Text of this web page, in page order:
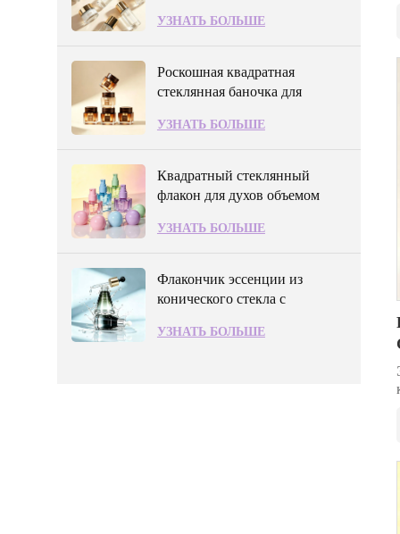
логотипом
УЗНАТЬ БОЛЬШЕ
Роскошная квадратная
стеклянная баночка для
УЗНАТЬ БОЛЬШЕ
Квадратный стеклянный
флакон для духов объемом
крышкой.
УЗНАТЬ БОЛЬШЕ
Флакончик эссенции из
конического стекла с
УЗНАТЬ БОЛЬШЕ